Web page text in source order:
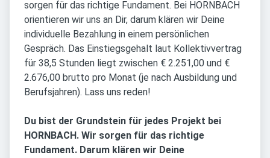
sorgen für das richtige Fundament. Bei HORNBACH
orientieren wir uns an Dir, darum klären wir Deine
individuelle Bezahlung in einem persönlichen
Gespräch. Das Einstiegsgehalt laut Kollektivvertrag
für 38,5 Stunden liegt zwischen € 2.251,00 und €
2.676,00 brutto pro Monat (je nach Ausbildung und
Berufsjahren). Lass uns reden!
Du bist der Grundstein für jedes Projekt bei
HORNBACH. Wir sorgen für das richtige
Fundament. Darum klären wir Deine